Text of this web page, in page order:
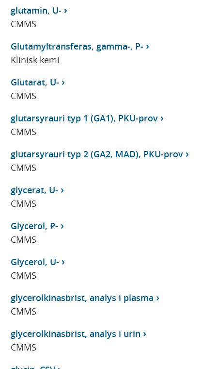
glutamin, U-
CMMS
Glutamyltransferas, gamma-, P-
Klinisk kemi
Glutarat, U-
CMMS
glutarsyrauri typ 1 (GA1), PKU-prov
CMMS
glutarsyrauri typ 2 (GA2, MAD), PKU-prov
CMMS
glycerat, U-
CMMS
Glycerol, P-
CMMS
Glycerol, U-
CMMS
glycerolkinasbrist, analys i plasma
CMMS
glycerolkinasbrist, analys i urin
CMMS